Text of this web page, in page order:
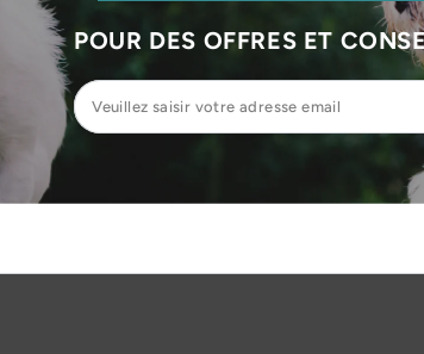
POUR DES OFFRES ET
Veuillez
saisir